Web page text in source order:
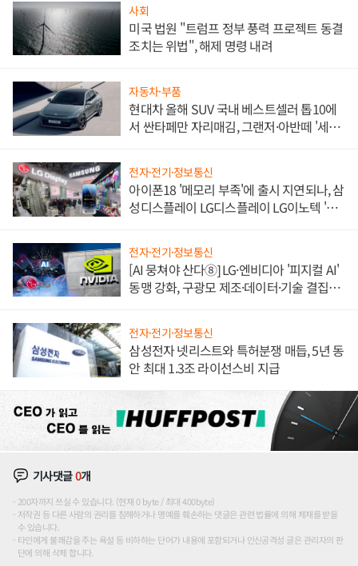
사회
미국 법원 "트럼프 정부 풍력 프로젝트 동결
조치는 위법", 해제 명령 내려
자동차·부품
현대차 올해 SUV 국내 베스트셀러 톱10에
서 싼타페만 자리매김, 그랜저·아반떼 '세단
전자·전기·정보통신
아이폰18 '메모리 부족'에 출시 지연되나, 삼
성디스플레이 LG디스플레이 LG이노텍 '탈
전자·전기·정보통신
[AI 뭉쳐야 산다⑧] LG·엔비디아 '피지컬 AI'
동맹 강화, 구광모 제조·데이터·기술 결집
전자·전기·정보통신
삼성전자 넷리스트와 특허분쟁 매듭, 5년 동
안 최대 1.3조 라이선스비 지급
기사댓글0개
200자까지 쓰실 수 있습니다. (현재 0 byte / 최대 400byte)
저작권 등 다른 사람의 권리를 침해하거나 명예를 훼손하는 댓글은 관련 법률에 의해 제재를 받을
수 있습니다.
타인에게 불쾌감을 주는 욕설 등 비하하는 단어가 내용에 포함되거나 인신공격성 글은 관리자의 판
단에 의해 삭제 합니다.